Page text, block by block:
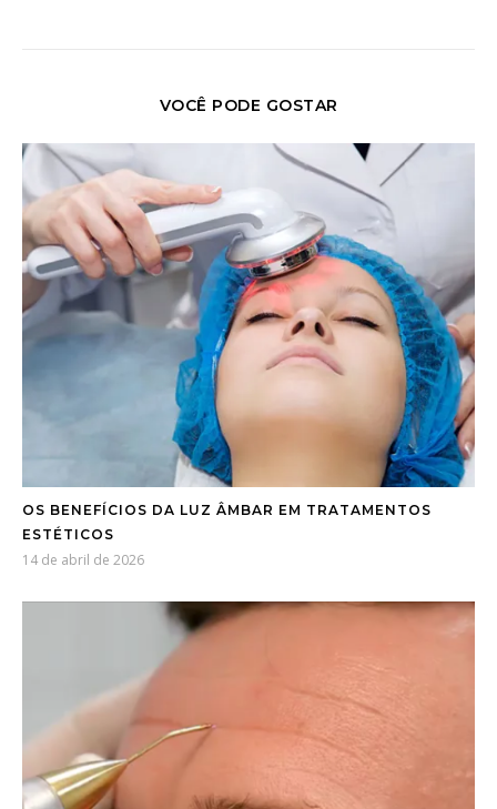
VOCÊ PODE GOSTAR
OS BENEFÍCIOS DA LUZ ÂMBAR EM TRATAMENTOS
ESTÉTICOS
14 de abril de 2026